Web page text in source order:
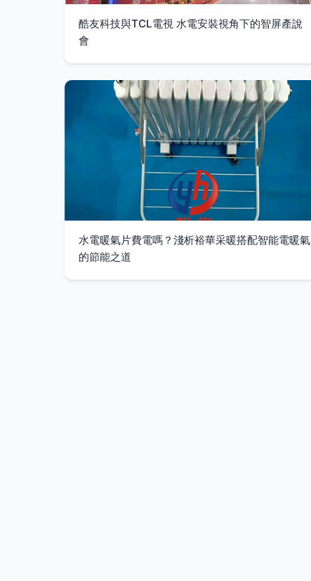
酷友科技與TCL電視 水電安裝視角下的智屏產說
會
水電暖氣片費電嗎？淺析裕華采暖搭配智能電暖氣
的節能之道